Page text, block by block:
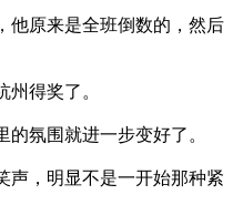
原来是全班倒数的，然后
得奖了。
氛围就进一步变好了。
，明显不是一开始那种紧